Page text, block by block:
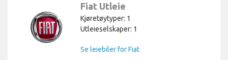
Fiat Utleie
Kjøretøytyper: 1
Utleieselskaper: 1
Se leiebiler for Fiat